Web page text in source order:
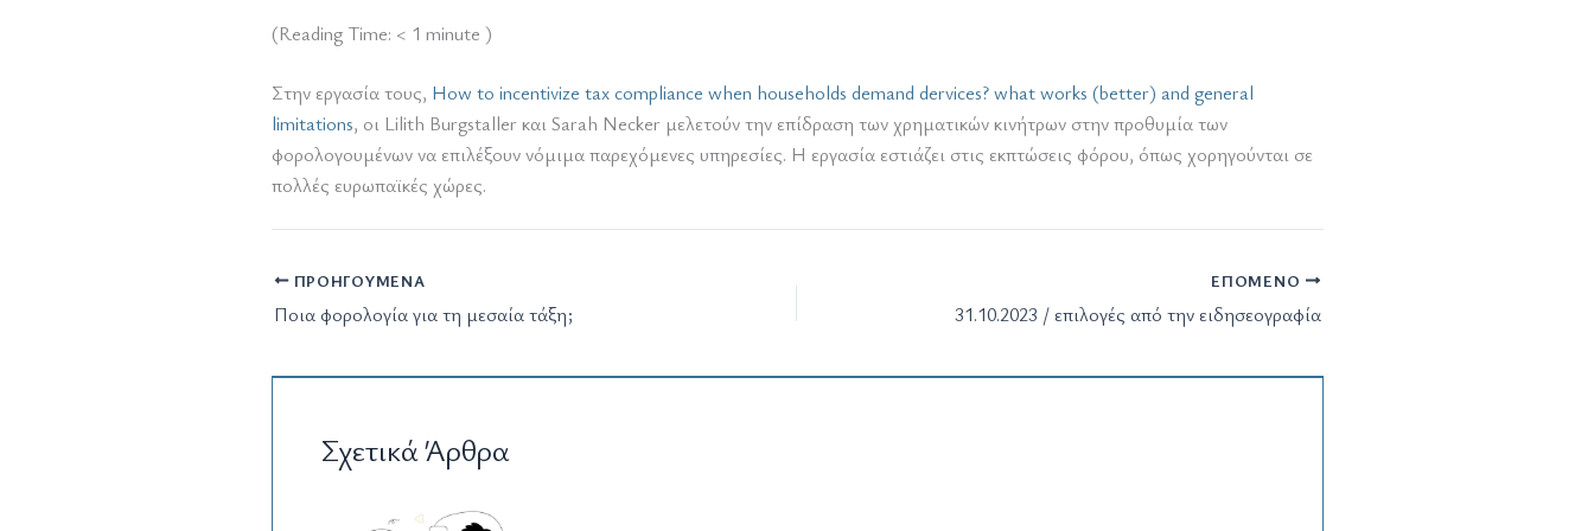
(Reading Time: < 1 minute )
Στην εργασία τους, How to incentivize tax compliance when households demand dervices? what works (better) and general
limitations, οι Lilith Burgstaller και Sarah Necker μελετούν την επίδραση των χρηματικών κινήτρων στην προθυμία των
φορολογουμένων να επιλέξουν νόμιμα παρεχόμενες υπηρεσίες. Η εργασία εστιάζει στις εκπτώσεις φόρου, όπως χορηγούνται σε
πολλές ευρωπαϊκές χώρες.
ΠΡΟΗΓΟΎΜΕΝΑ
Ποια φορολογία για τη μεσαία τάξη;
ΕΠΌΜΕΝΟ
31.10.2023 / επιλογές από την ειδησεογραφία
Σχετικά Άρθρα